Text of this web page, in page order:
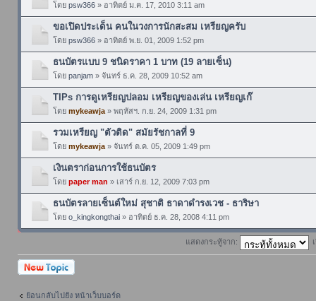
โดย psw366» อาทิตย์ ม.ค. 17, 2010 3:11 am
ขอเปิดประเด็น คนในวงการนักสะสม เหรียญครับ
โดย psw366» อาทิตย์ พ.ย. 01, 2009 1:52 pm
ธนบัตรแบบ 9 ชนิดราคา 1 บาท (19 ลายเซ็น)
โดย panjam» จันทร์ ธ.ค. 28, 2009 10:52 am
TIPs การดูเหรียญปลอม เหรียญของเล่น เหรียญเก๊
โดย mykeawja» พฤหัสฯ. ก.ย. 24, 2009 1:31 pm
รวมเหรียญ "ตัวติด" สมัยรัชกาลที่ 9
โดย mykeawja» จันทร์ ต.ค. 05, 2009 1:49 pm
เงินตราก่อนการใช้ธนบัตร
โดย paper man » เสาร์ ก.ย. 12, 2009 7:03 pm
ธนบัตรลายเซ็นต์ใหม่ สุชาติ ธาดาดำรงเวช - ธาริษา
โดย o_kingkongthai» อาทิตย์ ธ.ค. 28, 2008 4:11 pm
แสดงกระทู้จาก:
ตั้งกระทู้ใหม่
ย้อนกลับไปยัง หน้าเว็บบอร์ด